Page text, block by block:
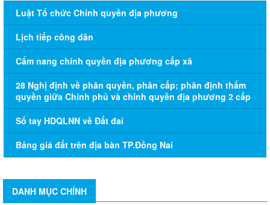
Luật Tổ chức Chính quyền địa phương
Lịch tiếp công dân
Cẩm nang chính quyền địa phương cấp xã
28 Nghị định về phân quyền, phân cấp; phân định thẩm
quyền giữa Chính phủ và chính quyền địa phương 2 cấp
Sổ tay HDQLNN về Đất đai
Bảng giá đất trên địa bàn TP.Đồng Nai
DANH MỤC CHÍNH